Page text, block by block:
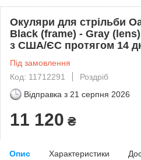
Окуляри для стрільби
Black (frame) - Gray
з США/ЄС протягом 14
Під замовлення
Код: 11712291
Роздріб
Відправка з 21 серпня 2026
11 120 ₴
Опис Характеристики